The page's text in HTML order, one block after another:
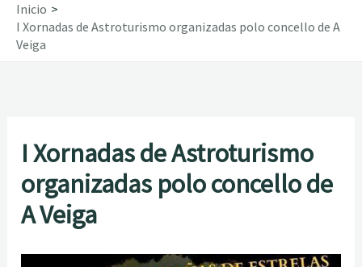
Inicio
I Xornadas de Astroturismo organizadas polo concello de A
Veiga
I Xornadas de Astroturismo
organizadas polo concello de
A Veiga